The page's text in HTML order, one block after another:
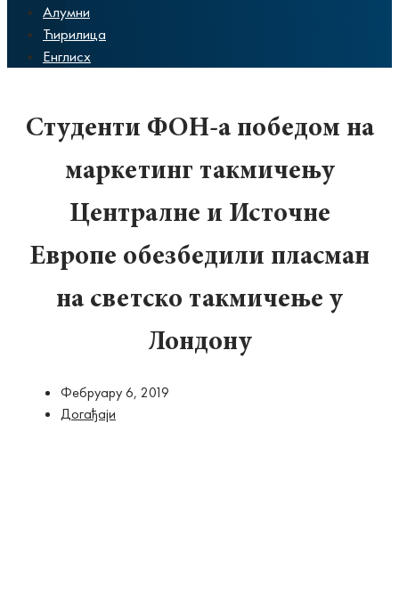
Алумни
Ћирилица
Енглисх
Студенти ФОН-а победом на
маркетинг такмичењу
Централне и Источне
Европе обезбедили пласман
на светско такмичење у
Лондону
Фебруарy 6, 2019
Догађаји